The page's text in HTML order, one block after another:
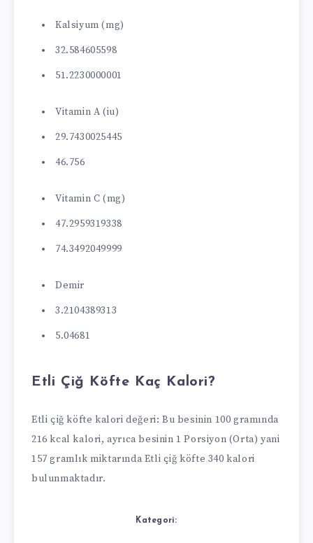
Kalsiyum (mg)
32.584605598
51.2230000001
Vitamin A (iu)
29.7430025445
46.756
Vitamin C (mg)
47.2959319338
74.3492049999
Demir
3.2104389313
5.04681
Etli Çiğ Köfte Kaç Kalori?
Etli çiğ köfte kalori değeri: Bu besinin 100 gramında
216 kcal kalori, ayrıca besinin 1 Porsiyon (Orta) yani
157 gramlık miktarında Etli çiğ köfte 340 kalori
bulunmaktadır.
Kategori: